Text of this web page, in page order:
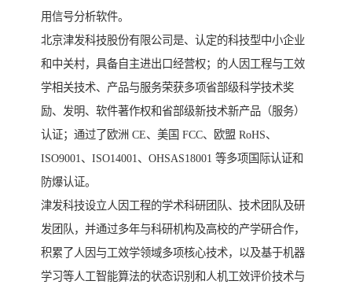
用信号分析软件。
北京津发科技股份有限公司是、认定的科技型中小企业
和中关村，具备自主进出口经营权；的人因工程与工效
学相关技术、产品与服务荣获多项省部级科学技术奖
励、发明、软件著作权和省部级新技术新产品（服务）
认证；通过了欧洲 CE、美国 FCC、欧盟 RoHS、
ISO9001、ISO14001、OHSAS18001 等多项国际认证和
防爆认证。
津发科技设立人因工程的学术科研团队、技术团队及研
发团队，并通过多年与科研机构及高校的产学研合作，
积累了人因与工效学领域多项核心技术，以及基于机器
学习等人工智能算法的状态识别和人机工效评价技术与